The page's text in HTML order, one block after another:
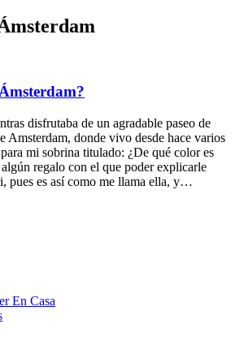
disfrutaba de un agradable paseo de
Amsterdam, donde vivo desde hace varios
mi sobrina titulado: ¿De qué color es
regalo con el que poder explicarle
pues es así como me llama ella, y…
En Casa